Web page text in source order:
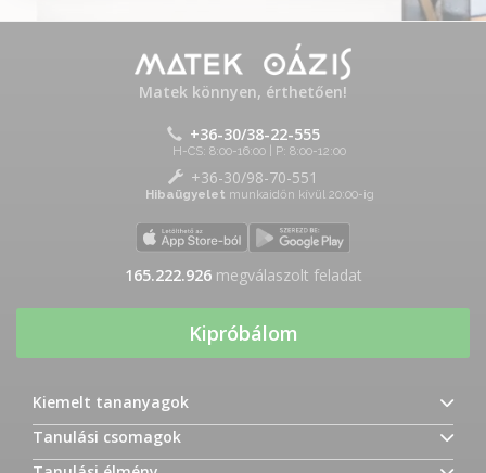
Matek könnyen, érthetően!
+36-30/38-22-555
H-CS: 8:00-16:00 | P: 8:00-12:00
+36-30/98-70-551
Hibaügyelet munkaidőn kívül 20:00-ig
165.222.926megválaszolt feladat
Kipróbálom
Kiemelt tananyagok
Tanulási csomagok